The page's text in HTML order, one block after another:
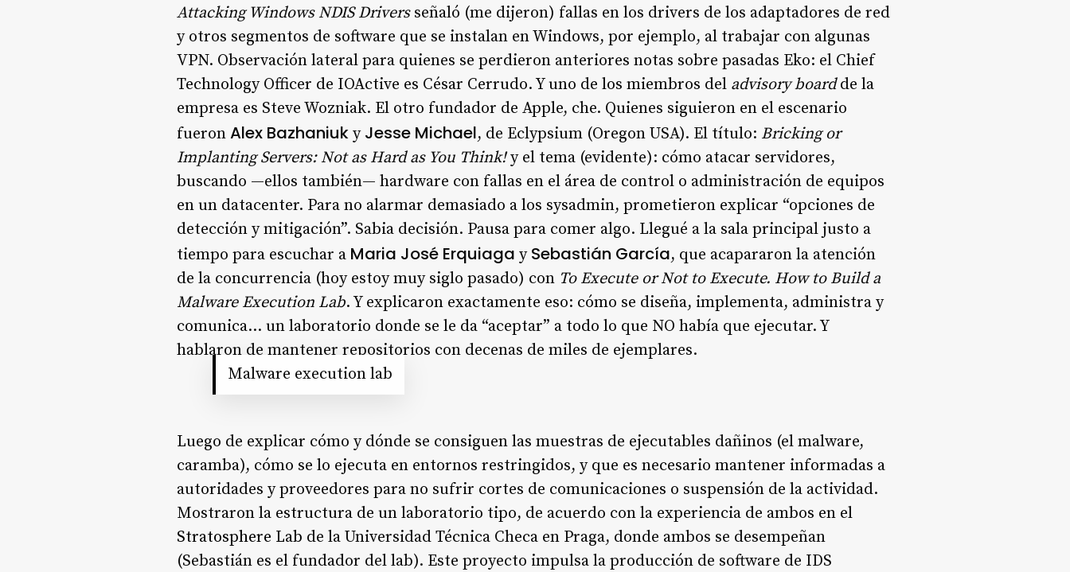
Attacking Windows NDIS Driversseñaló (me dijeron) fallas en los drivers de los adaptadores de red
y otros segmentos de software que se instalan en Windows, por ejemplo, al trabajar con algunas
VPN. Observación lateral para quienes se perdieron anteriores notas sobre pasadas Eko: el Chief
Technology Officer de IOActive es César Cerrudo. Y uno de los miembros del advisory boardde la
empresa es Steve Wozniak. El otro fundador de Apple, che. Quienes siguieron en el escenario
fueron Alex Bazhaniuk y Jesse Michael, de Eclypsium (Oregon USA). El título: Bricking or
Implanting Servers: Not as Hard as You Think!y el tema (evidente): cómo atacar servidores,
buscando —ellos también— hardware con fallas en el área de control o administración de equipos
en un datacenter. Para no alarmar demasiado a los sysadmin, prometieron explicar “opciones de
detección y mitigación”. Sabia decisión. Pausa para comer algo. Llegué a la sala principal justo a
tiempo para escuchar a Maria José Erquiaga y Sebastián García, que acapararon la atención
de la concurrencia (hoy estoy muy siglo pasado) con To Execute or Not to Execute. How to Build a
Malware Execution Lab. Y explicaron exactamente eso: cómo se diseña, implementa, administra y
comunica… un laboratorio donde se le da “aceptar” a todo lo que NO había que ejecutar. Y
hablaron de mantener repositorios con decenas de miles de ejemplares.
Malware execution lab
Luego de explicar cómo y dónde se consiguen las muestras de ejecutables dañinos (el malware,
caramba), cómo se lo ejecuta en entornos restringidos, y que es necesario mantener informadas a
autoridades y proveedores para no sufrir cortes de comunicaciones o suspensión de la actividad.
Mostraron la estructura de un laboratorio tipo, de acuerdo con la experiencia de ambos en el
Stratosphere Lab de la Universidad Técnica Checa en Praga, donde ambos se desempeñan
(Sebastián es el fundador del lab). Este proyecto impulsa la producción de software de IDS